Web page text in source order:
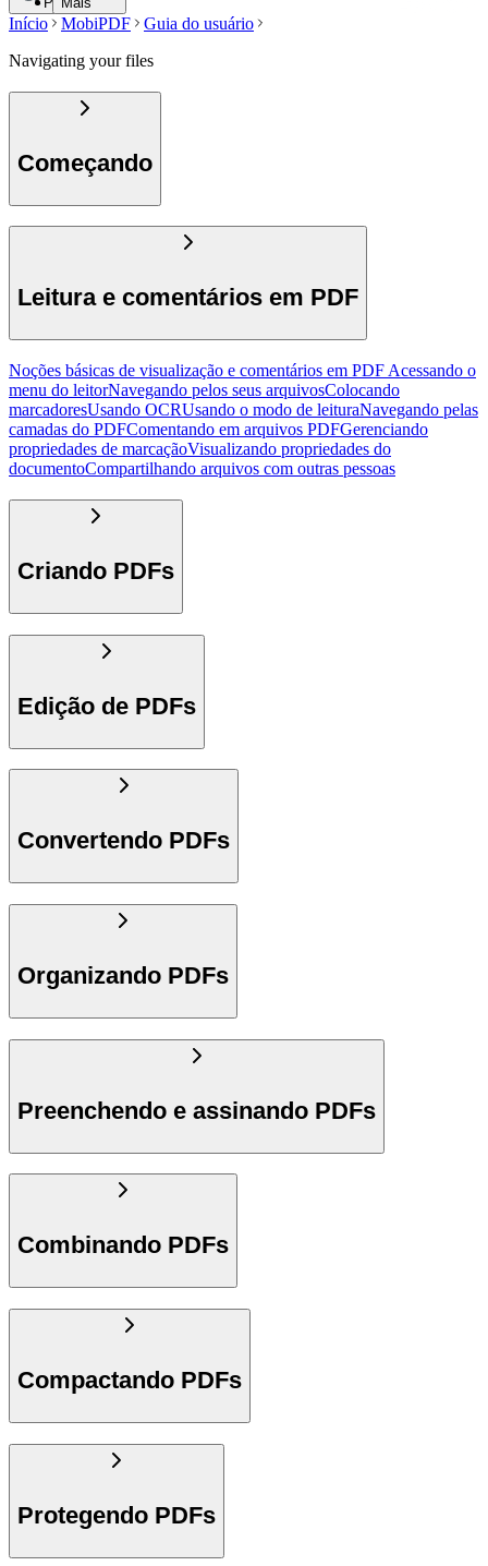
Início MobiPDF
Guia do usuário
Navigating your files
Começando
Leitura e comentários em PDF
Noções básicas de visualização e comentários em PDF Acessando o
menu do leitorNavegando pelos seus arquivosColocando
marcadoresUsando OCRUsando o modo de leituraNavegando pelas
camadas do PDFComentando em arquivos PDFGerenciando
propriedades de marcaçãoVisualizando propriedades do
documentoCompartilhando arquivos com outras pessoas
Criando PDFs
Edição de PDFs
Convertendo PDFs
Organizando PDFs
Preenchendo e assinando PDFs
Combinando PDFs
Compactando PDFs
Protegendo PDFs